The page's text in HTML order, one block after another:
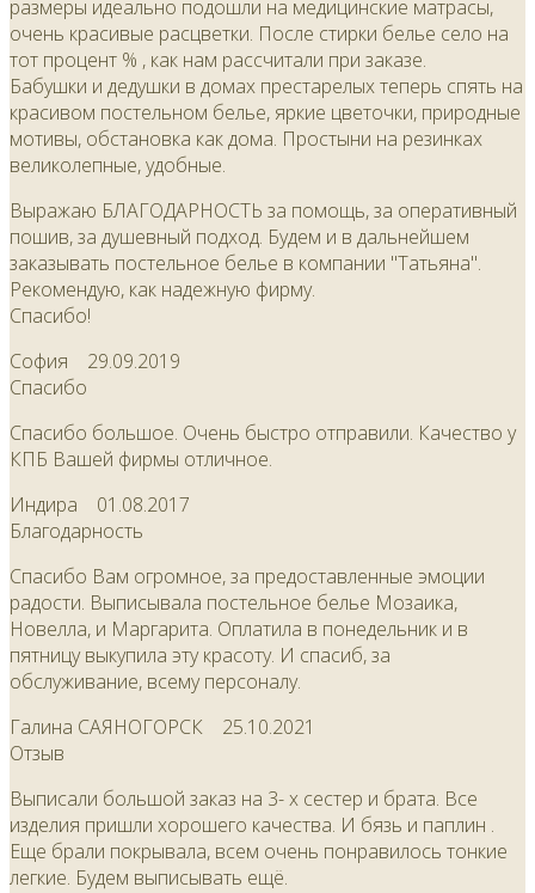
размеры идеально подошли на медицинские матрасы,
очень красивые расцветки. После стирки белье село на
тот процент % , как нам рассчитали при заказе.
Бабушки и дедушки в домах престарелых теперь спять на
красивом постельном белье, яркие цветочки, природные
мотивы, обстановка как дома. Простыни на резинках
великолепные, удобные.
Выражаю БЛАГОДАРНОСТЬ за помощь, за оперативный
пошив, за душевный подход. Будем и в дальнейшем
заказывать постельное белье в компании "Татьяна".
Рекомендую, как надежную фирму.
Спасибо!
София 29.09.2019
Спасибо
Спасибо большое. Очень быстро отправили. Качество у
КПБ Вашей фирмы отличное.
Индира 01.08.2017
Благодарность
Спасибо Вам огромное, за предоставленные эмоции
радости. Выписывала постельное белье Мозаика,
Новелла, и Маргарита. Оплатила в понедельник и в
пятницу выкупила эту красоту. И спасиб, за
обслуживание, всему персоналу.
Галина САЯНОГОРСК 25.10.2021
Отзыв
Выписали большой заказ на 3- х сестер и брата. Все
изделия пришли хорошего качества. И бязь и паплин .
Еще брали покрывала, всем очень понравилось тонкие
легкие. Будем выписывать ещё.